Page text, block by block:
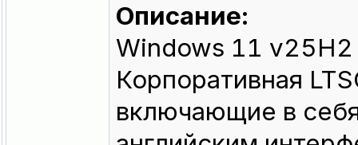
Описание:
Windows 11
Корпоративная
включающие в